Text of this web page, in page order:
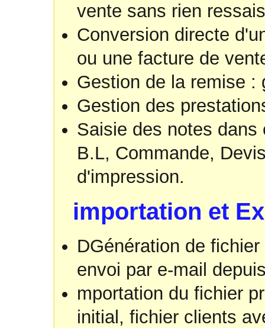
vente sans rien
Conversion directe
ou une facture de
Gestion de la remise :
Gestion des
Saisie des notes
B.L, Commande,
d'impression.
importation et
DGénération de
envoi par e-mail
mportation du fichier
initial, fichier clients